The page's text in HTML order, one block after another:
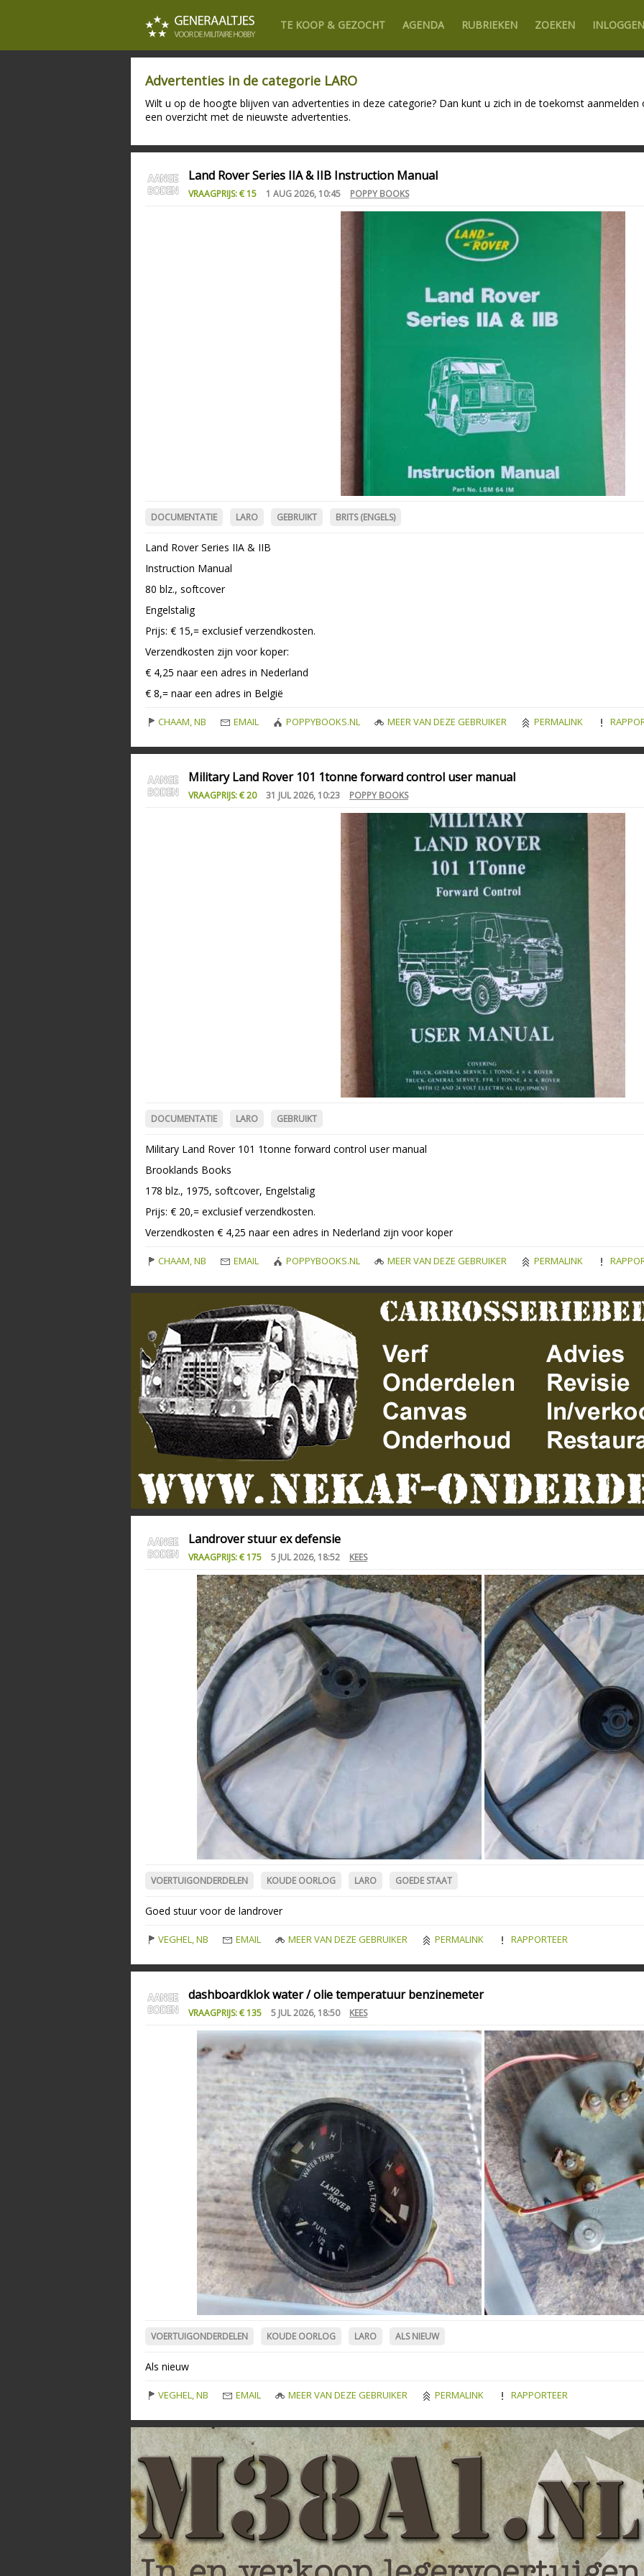
TE KOOP & GEZOCHT AGENDA RUBRIEKEN ZOEKEN INLOGGEN
Advertenties in de categorie LARO
Wilt u op de hoogte blijven van advertenties in deze categorie? Dan kunt u zich in de toekomst
een overzicht met de nieuwste advertenties.
Land Rover Series IIA & IIB Instruction Manual
VRAAGPRIJS: € 15 1 AUG 2026, 10:45 POPPY BOOKS
DOCUMENTATIE LARO GEBRUIKT BRITS (ENGELS)
Land Rover Series IIA & IIB
Instruction Manual
80 blz., softcover
Engelstalig
Prijs: € 15,= exclusief verzendkosten.
Verzendkosten zijn voor koper:
€ 4,25 naar een adres in Nederland
€ 8,= naar een adres in België
CHAAM, NB EMAIL POPPYBOOKS.NL MEER VAN DEZE GEBRUIKER PERMALINK
Military Land Rover 101 1tonne forward control user manual
VRAAGPRIJS: € 20 31 JUL 2026, 10:23 POPPY BOOKS
DOCUMENTATIE LARO GEBRUIKT
Military Land Rover 101 1tonne forward control user manual
Brooklands Books
178 blz., 1975, softcover, Engelstalig
Prijs: € 20,= exclusief verzendkosten.
Verzendkosten € 4,25 naar een adres in Nederland zijn voor koper
CHAAM, NB EMAIL POPPYBOOKS.NL MEER VAN DEZE GEBRUIKER PERMALINK
Landrover stuur ex defensie
VRAAGPRIJS: € 175 5 JUL 2026, 18:52 KEES
VOERTUIGONDERDELEN KOUDE OORLOG LARO GOEDE STAAT
Goed stuur voor de landrover
VEGHEL, NB EMAIL MEER VAN DEZE GEBRUIKER PERMALINK RAPPORTEER
dashboardklok water / olie temperatuur benzinemeter
VRAAGPRIJS: € 135 5 JUL 2026, 18:50 KEES
VOERTUIGONDERDELEN KOUDE OORLOG LARO ALS NIEUW
Als nieuw
VEGHEL, NB EMAIL MEER VAN DEZE GEBRUIKER PERMALINK RAPPORTEER